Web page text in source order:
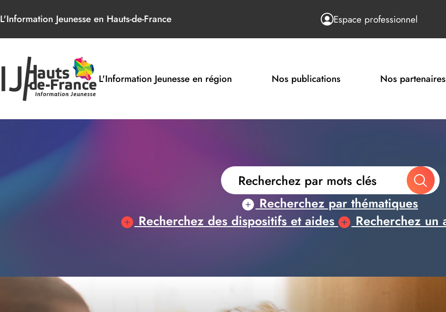
L'Information Jeunesse en Hauts-de-France Espace professionnel
L'Information Jeunesse en région Nos publications Nos partenaires
Recherchez par thématiques
Recherchez des dispositifs et aides
Recherchez un